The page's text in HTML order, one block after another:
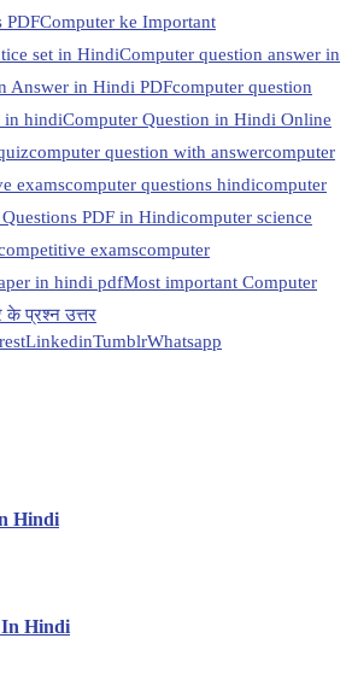
PDFComputer ke Important
set in HindiComputer question answer in
Answer in Hindi PDFcomputer question
in hindiComputer Question in Hindi Online
computer question with answercomputer
examscomputer questions hindicomputer
PDF in Hindicomputer science
examscomputer
in hindi pdfMost important Computer
के प्रश्न उत्तर
LinkedinTumblrWhatsapp
Hindi
In Hindi